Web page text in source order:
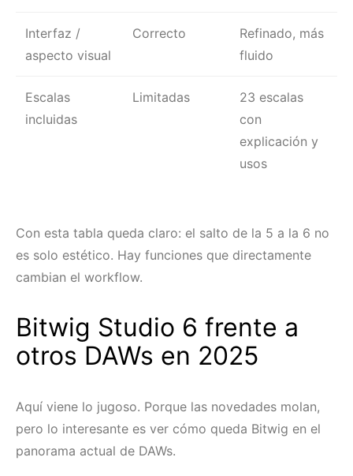
Interfaz /
aspecto visual
Correcto
Refinado, más
fluido
Escalas
incluidas
Limitadas
23 escalas
con
explicación y
usos
Con esta tabla queda claro: el salto de la 5 a la 6 no
es solo estético. Hay funciones que directamente
cambian el workflow.
Bitwig Studio 6 frente a
otros DAWs en 2025
Aquí viene lo jugoso. Porque las novedades molan,
pero lo interesante es ver cómo queda Bitwig en el
panorama actual de DAWs.